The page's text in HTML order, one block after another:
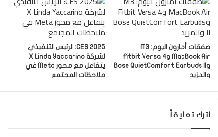
صفقات أمازون اليوم: M3
MacBook Air وFitbit Versa 4
وBose QuietComfort Earbuds II
والمزيد
CES 2025: الرئيس التنفيذي
لشركة X Linda Yaccarino
يتفاعل مع محور Meta في
ملاحظات المجتمع
اترك تعليقاً